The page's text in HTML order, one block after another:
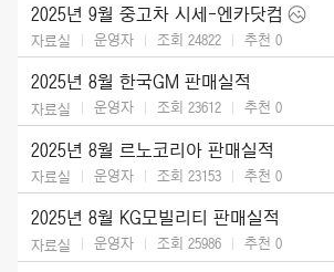
2025년 9월 중고차 시세-엔카닷컴
자료실 운영자 조회 24822 추천 0
2025년 8월 한국GM 판매실적
자료실 운영자 조회 23612 추천 0
2025년 8월 르노코리아 판매실적
자료실 운영자 조회 23153 추천 0
2025년 8월 KG모빌리티 판매실적
자료실 운영자 조회 25986 추천 0